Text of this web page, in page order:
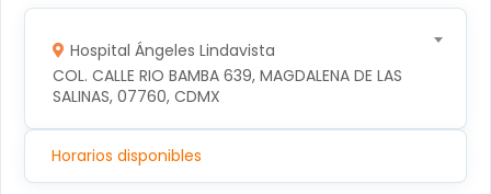
Hospital Ángeles Lindavista
COL. CALLE RIO BAMBA 639, MAGDALENA DE LAS
SALINAS, 07760, CDMX
Horarios disponibles